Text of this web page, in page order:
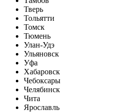
Тверь
Тольятти
Томск
Тюмень
Улан-Удэ
Ульяновск
Уфа
Хабаровск
Чебоксары
Челябинск
Чита
Ярославль